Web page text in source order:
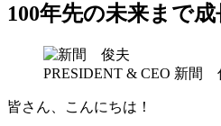
100年先の未来まで
PRESIDENT & CEO 新間
皆さん、こんにちは！